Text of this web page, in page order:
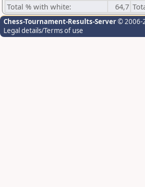
Total % with white:
64,7
Chess-Tournament-Results-Server© 2006-
Legal details/Terms of use